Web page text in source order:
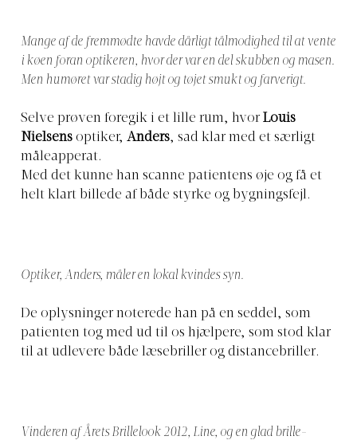
Mange af de fremmødte havde dårligt tålmodighed til at vente
i køen foran optikeren, hvor der var en del skubben og masen.
Men humøret var stadig højt og tøjet smukt og farverigt.
Selve prøven foregik i et lille rum, hvor Louis
Nielsens optiker, Anders, sad klar med et særligt
måleapperat.
Med det kunne han scanne patientens øje og få et
helt klart billede af både styrke og bygningsfejl.
Optiker, Anders, måler en lokal kvindes syn.
De oplysninger noterede han på en seddel, som
patienten tog med ud til os hjælpere, som stod klar
til at udlevere både læsebriller og distancebriller.
Vinderen af Årets Brillelook 2012, Line, og en glad brille-